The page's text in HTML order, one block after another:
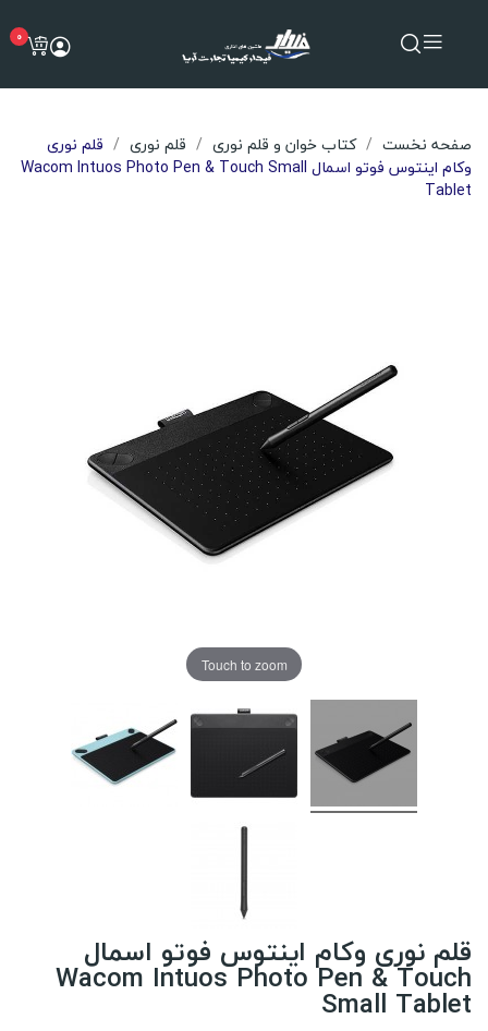
0
صفحه نخست کتاب خوان و قلم نوری قلم نوری
قلم نوری
وکام اینتوس فوتو اسمال Wacom Intuos Photo Pen & Touch Small
Tablet
Touch to zoom
قلم نوری وکام اینتوس فوتو اسمال
Wacom Intuos Photo Pen & Touch
Small Tablet